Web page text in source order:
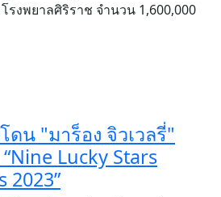
รงพยาลศิริราช จำนวน 1,600,000
ดน "มาร็อง จิวเวลรี่"
Lucky Stars
2023”